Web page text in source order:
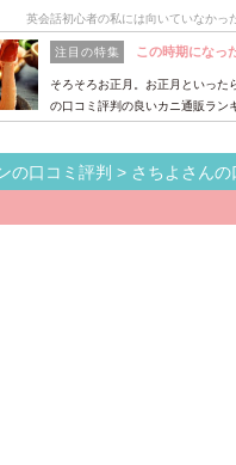
英会話初心者の私には向いていなかっ
注目の特集 この時期になっ
そろそろお正月。お正月といっ
の口コミ評判の良いカニ通販ラン
の口コミ評判 > さちよさんの